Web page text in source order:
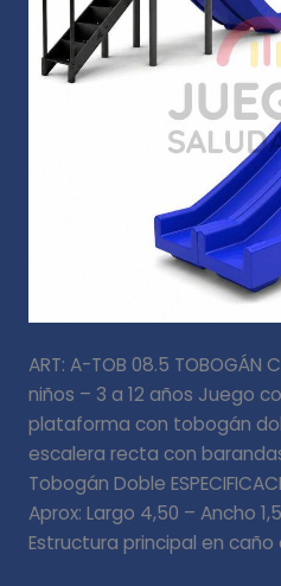
ART: A-TOB 08.5 TOBOGÁN
niños – 3 a 12 años Juego
plataforma con tobogán
escalera recta con
Tobogán Doble
Aprox: Largo 4,50 – Ancho
Estructura principal en caño